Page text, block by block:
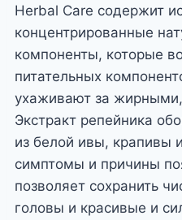
Herbal Care содержит
концентрированные
компоненты, которые
питательных
ухаживают за
Экстракт репейника
из белой ивы, крапивы
симптомы и причины
позволяет сохранить
головы и красивые и